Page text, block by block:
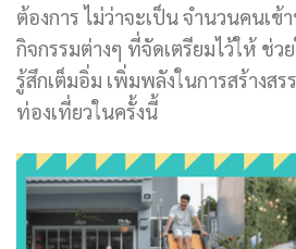
ต้องการ ไม่ว่าจะเป็น จำนวนคนเ
กิจกรรมต่างๆ ที่จัดเตรียมไว้ให้ ช่
รู้สึกเต็มอิ่ม เพิ่มพลังในการสร้างสร
ท่องเที่ยวในครั้งนี้